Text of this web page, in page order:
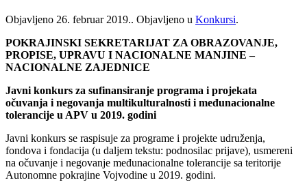
Objavljeno 26. februar 2019.. Objavljeno u Konkursi.
POKRAJINSKI SEKRETARIJAT ZA OBRAZOVANJE,
PROPISE, UPRAVU I NACIONALNE MANJINE –
NACIONALNE ZAJEDNICE
Javni konkurs za sufinansiranje programa i projekata
očuvanja i negovanja multikulturalnosti i međunacionalne
tolerancije u APV u 2019. godini
Javni konkurs se raspisuje za programe i projekte udruženja,
fondova i fondacija (u daljem tekstu: podnosilac prijave), usmereni
na očuvanje i negovanje međunacionalne tolerancije sa teritorije
Autonomne pokrajine Vojvodine u 2019. godini.